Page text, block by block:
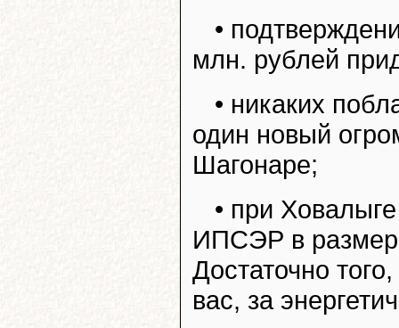
•
млн. рублей
• никаких
один новый
Шагонаре;
• при
ИПСЭР в
Достаточно
вас, за